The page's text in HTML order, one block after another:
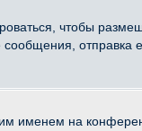
чтобы
отправка
именем на